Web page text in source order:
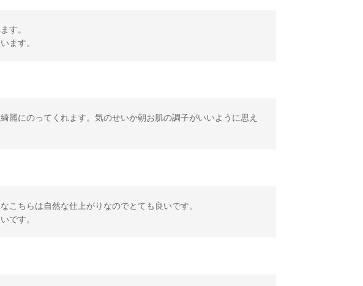
す。
ます。
麗にのってくれます。気のせいか朝お肌の調子がいいように思え
ちらは自然な仕上がりなのでとても良いです。
です。